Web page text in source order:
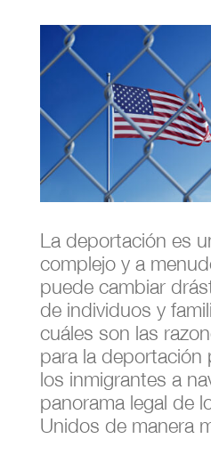
La deportación es
complejo y a
puede cambiar
de individuos y
cuáles son las
para la deportación
los inmigrantes a
panorama legal de
Unidos de manera